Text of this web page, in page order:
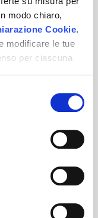
modo chiaro,
Cookie.
modificare le tue
per ciascuna
la nostra
tutti i cookie"se
le categorie e
di
Telematica